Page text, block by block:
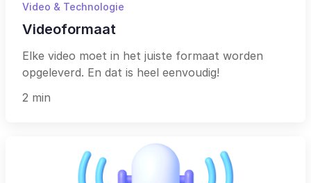
Video & Technologie
Videoformaat
Elke video moet in het juiste formaat worden
opgeleverd. En dat is heel eenvoudig!
2 min